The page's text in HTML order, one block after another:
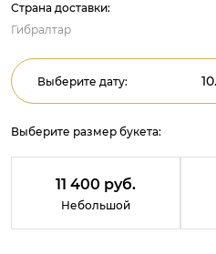
Страна доставки:
Гибралтар
Выберите дату:
Выберите размер букета:
11 400 руб.
Небольшой